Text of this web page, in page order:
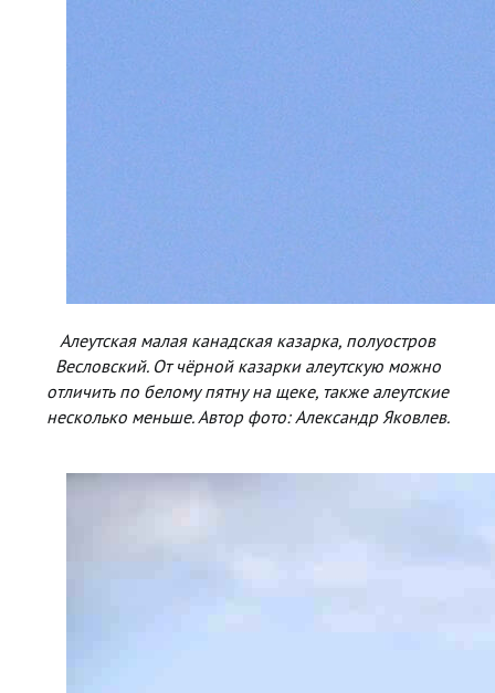
Алеутская малая канадская казарка, полуостров
Весловский. От чёрной казарки алеутскую можно
отличить по белому пятну на щеке, также алеутские
несколько меньше. Автор фото: Александр Яковлев.